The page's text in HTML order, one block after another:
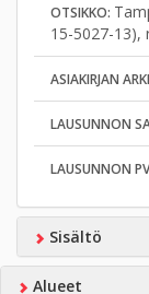
OTSIKKO:
15-5027-13),
ASIAKIRJAN
LAUSUNNON
LAUSUNNON
Sisältö
Alueet